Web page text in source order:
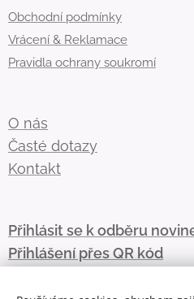
Obchodní podmínky
Vrácení & Reklamace
Pravidla ochrany soukromí
O nás
Časté dotazy
Kontakt
Přihlásit se k odběru
Přihlášení přes QR kód